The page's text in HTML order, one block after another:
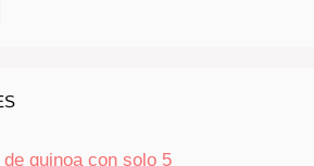
de quinoa con solo 5